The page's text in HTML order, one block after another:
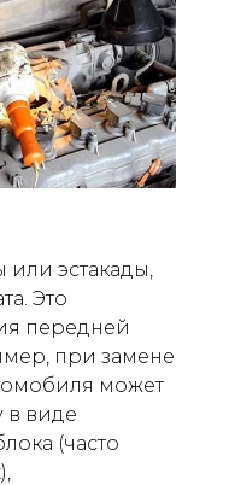
эстакады,
Это
передней
при замене
может
в виде
(часто